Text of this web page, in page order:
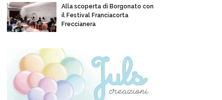
Alla scoperta di Borgonato con
il Festival Franciacorta
Freccianera